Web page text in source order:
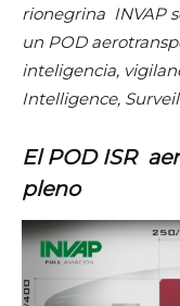
rionegrina INVAP
un POD
inteligencia,
Intelligence,
El POD ISR
pleno